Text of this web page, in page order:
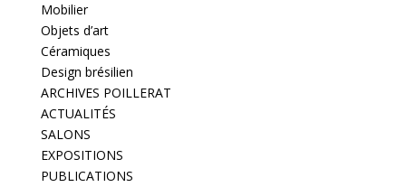
Mobilier
Objets d’art
Céramiques
Design brésilien
ARCHIVES POILLERAT
ACTUALITÉS
SALONS
EXPOSITIONS
PUBLICATIONS